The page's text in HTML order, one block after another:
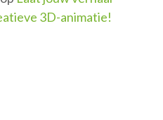
3D-animatie!